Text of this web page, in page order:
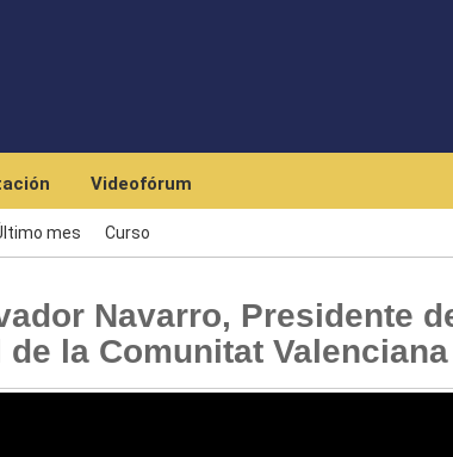
Videofórum
mes Curso
Navarro, Presidente
la Comunitat Valenciana